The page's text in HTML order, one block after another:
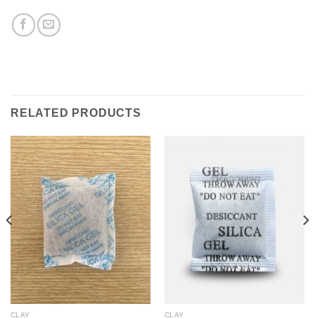
RELATED PRODUCTS
CLAY CLAY